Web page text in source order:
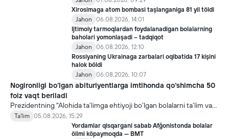
Xirosimaga atom bombasi taşlanganiga 81 yil töldi
Jahon
06.08.2026, 14:01
Ijtimoiy tarmoqlardan foydalanadigan bolalarning
baholari yomonlaşadi – tadqiqot
Jahon
06.08.2026, 12:10
Rossiyaning Ukrainaga zarbalari oqibatida 17 kişini
halok böldi
Jahon
06.08.2026, 10:07
Nogironligi bo‘lgan abituriyentlarga imtihonda qo‘shimcha 50
foiz vaqt beriladi
Prezidentning "Alohida ta’limga ehtiyoji bo‘lgan bolalarni ta’lim va
ijtimoiy xizmatlar bilan qamrab olish tizimini takomillashtirish
bo‘yicha qo‘shimcha chora-tadbirlar to‘g‘risida"gi qarori bilan
inklyuziv ta’lim sohasida qator yangi mexanizmlar joriy etilmoqda.
Ta'lim 05.08.2026, 15:29
Yordamlar qisqargani sabab Afğonistonda bolalar
ölimi köpaymoqda — BMT